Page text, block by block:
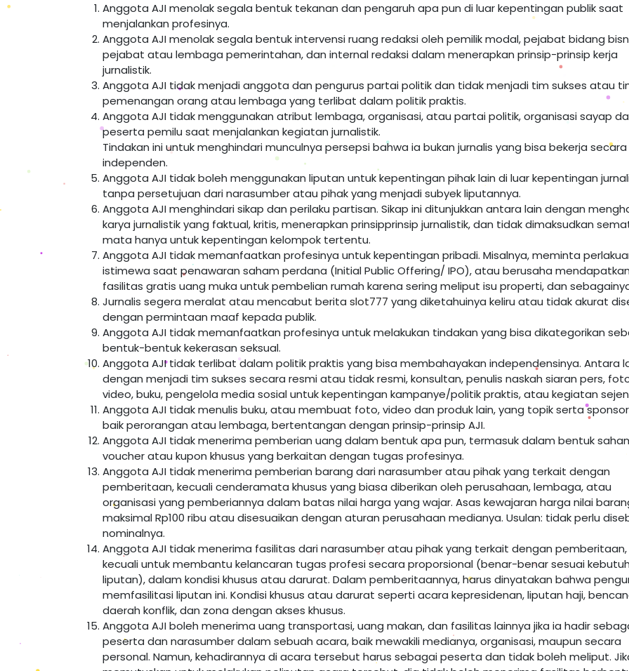
Anggota AJI menolak segala bentuk tekanan dan pengaruh apa pun di luar kepentingan publik saat
menjalankan profesinya.
Anggota AJI menolak segala bentuk intervensi ruang redaksi oleh pemilik modal, pejabat bidang
pejabat atau lembaga pemerintahan, dan internal redaksi dalam menerapkan prinsip-prinsip kerja
jurnalistik.
Anggota AJI tidak menjadi anggota dan pengurus partai politik dan tidak menjadi tim sukses atau
pemenangan orang atau lembaga yang terlibat dalam politik praktis.
Anggota AJI tidak menggunakan atribut lembaga, organisasi, atau partai politik, organisasi sayap
peserta pemilu saat menjalankan kegiatan jurnalistik.
Tindakan ini untuk menghindari munculnya persepsi bahwa ia bukan jurnalis yang bisa bekerja secara
independen.
Anggota AJI tidak boleh menggunakan liputan untuk kepentingan pihak lain di luar kepentingan
tanpa persetujuan dari narasumber atau pihak yang menjadi subyek liputannya.
Anggota AJI menghindari sikap dan perilaku partisan. Sikap ini ditunjukkan antara lain dengan
karya jurnalistik yang faktual, kritis, menerapkan prinsipprinsip jurnalistik, dan tidak dimaksudkan
mata hanya untuk kepentingan kelompok tertentu.
Anggota AJI tidak memanfaatkan profesinya untuk kepentingan pribadi. Misalnya, meminta
istimewa saat penawaran saham perdana (Initial Public Offering/ IPO), atau berusaha mendapatkan
fasilitas gratis uang muka untuk pembelian rumah karena sering meliput isu properti, dan
Jurnalis segera meralat atau mencabut berita slot777 yang diketahuinya keliru atau tidak akurat
dengan permintaan maaf kepada publik.
Anggota AJI tidak memanfaatkan profesinya untuk melakukan tindakan yang bisa dikategorikan
bentuk-bentuk kekerasan seksual.
Anggota AJI tidak terlibat dalam politik praktis yang bisa membahayakan independensinya. Antara
dengan menjadi tim sukses secara resmi atau tidak resmi, konsultan, penulis naskah siaran pers,
video, buku, pengelola media sosial untuk kepentingan kampanye/politik praktis, atau kegiatan
Anggota AJI tidak menulis buku, atau membuat foto, video dan produk lain, yang topik serta
baik perorangan atau lembaga, bertentangan dengan prinsip-prinsip AJI.
Anggota AJI tidak menerima pemberian uang dalam bentuk apa pun, termasuk dalam bentuk
voucher atau kupon khusus yang berkaitan dengan tugas profesinya.
Anggota AJI tidak menerima pemberian barang dari narasumber atau pihak yang terkait dengan
pemberitaan, kecuali cenderamata khusus yang biasa diberikan oleh perusahaan, lembaga, atau
organisasi yang pemberiannya dalam batas nilai harga yang wajar. Asas kewajaran harga nilai
maksimal Rp100 ribu atau disesuaikan dengan aturan perusahaan medianya. Usulan: tidak perlu
nominalnya.
Anggota AJI tidak menerima fasilitas dari narasumber atau pihak yang terkait dengan pemberitaan,
kecuali untuk membantu kelancaran tugas profesi secara proporsional (benar-benar sesuai
liputan), dalam kondisi khusus atau darurat. Dalam pemberitaannya, harus dinyatakan bahwa
memfasilitasi liputan ini. Kondisi khusus atau darurat seperti acara kepresidenan, liputan haji,
daerah konflik, dan zona dengan akses khusus.
Anggota AJI boleh menerima uang transportasi, uang makan, dan fasilitas lainnya jika ia hadir
peserta dan narasumber dalam sebuah acara, baik mewakili medianya, organisasi, maupun secara
personal. Namun, kehadirannya di acara tersebut harus sebagai peserta dan tidak boleh meliput.